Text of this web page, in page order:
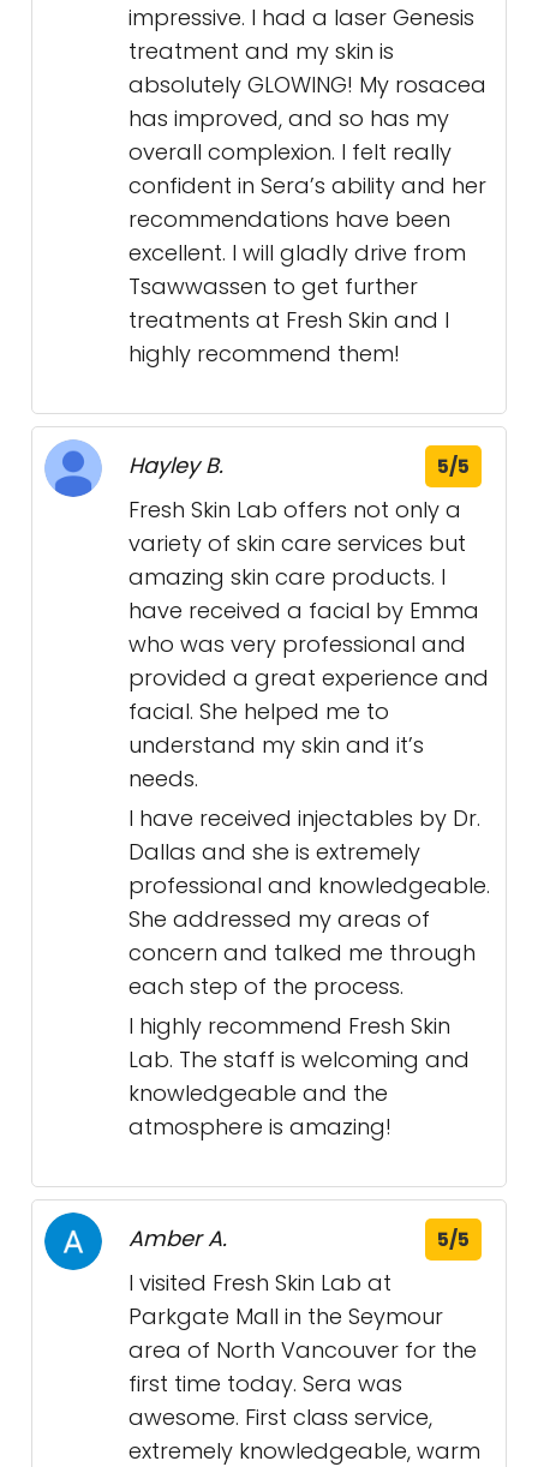
impressive. I had a laser Genesis
treatment and my skin is
absolutely GLOWING! My rosacea
has improved, and so has my
overall complexion. I felt really
confident in Sera’s ability and her
recommendations have been
excellent. I will gladly drive from
Tsawwassen to get further
treatments at Fresh Skin and I
highly recommend them!
Hayley B. 5/5
Fresh Skin Lab offers not only a
variety of skin care services but
amazing skin care products. I
have received a facial by Emma
who was very professional and
provided a great experience and
facial. She helped me to
understand my skin and it’s
needs.
I have received injectables by Dr.
Dallas and she is extremely
professional and knowledgeable.
She addressed my areas of
concern and talked me through
each step of the process.
I highly recommend Fresh Skin
Lab. The staff is welcoming and
knowledgeable and the
atmosphere is amazing!
Amber A. 5/5
I visited Fresh Skin Lab at
Parkgate Mall in the Seymour
area of North Vancouver for the
first time today. Sera was
awesome. First class service,
extremely knowledgeable, warm